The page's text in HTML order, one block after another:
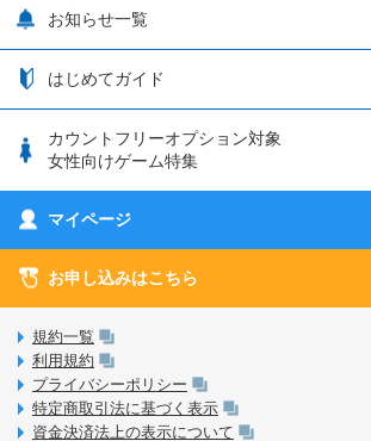
つながる端末保証
フィルタリングアプリ
5G回線オプションについて
LINE年齢認証について
LinksStoreについて
プリンセスコネクト！Re:Dive
釣り★スタ
ウマスクについて
日割り計算
iPhone利用について
動作確認済み端末一覧
サポート・ヘルプ
nanoSIM･microSIM･通常SIMの初期設定方
eSIMの初期設定方法
MVNOのギモンを解消！
3Dセキュアについて
未成年者の方のご契約
お知らせ一覧
お知らせ一覧
はじめてガイド
はじめてガイド
SIMサービスについて
SIMロック解除ガイド
LinksMateのサービスについて
LPについて
カウントフリーオプション対象
女性向けゲーム特集
刀剣乱舞-ONLINE- Pocket
あんさんぶるスターズ！！Music
マイページ
お申し込みはこちら
規約一覧
利用規約
プライバシーポリシー
特定商取引法に基づく表示
資金決済法上の表示について